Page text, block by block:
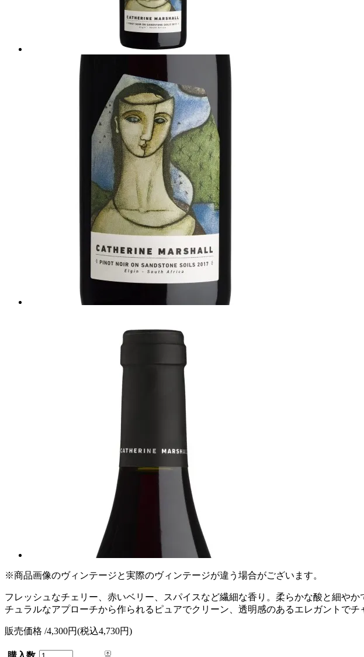
※商品画像のヴィンテージと実際のヴィンテージが違う場合がございます。
フレッシュなチェリー、赤いベリー、スパイスなど繊細な香り。柔らかな酸と細や
チュラルなアプローチから作られるピュアでクリーン、透明感のあるエレガントでチ
販売価格 /4,300円(税込4,730円)